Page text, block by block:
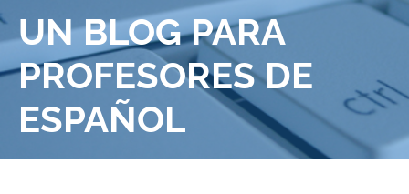
UN BLOG PARA
PROFESORES DE
ESPAÑOL